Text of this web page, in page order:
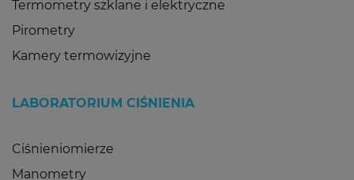
Termometry szklane i elektryczne
Pirometry
Kamery termowizyjne
LABORATORIUM CIŚNIENIA
Ciśnieniomierze
Manometry